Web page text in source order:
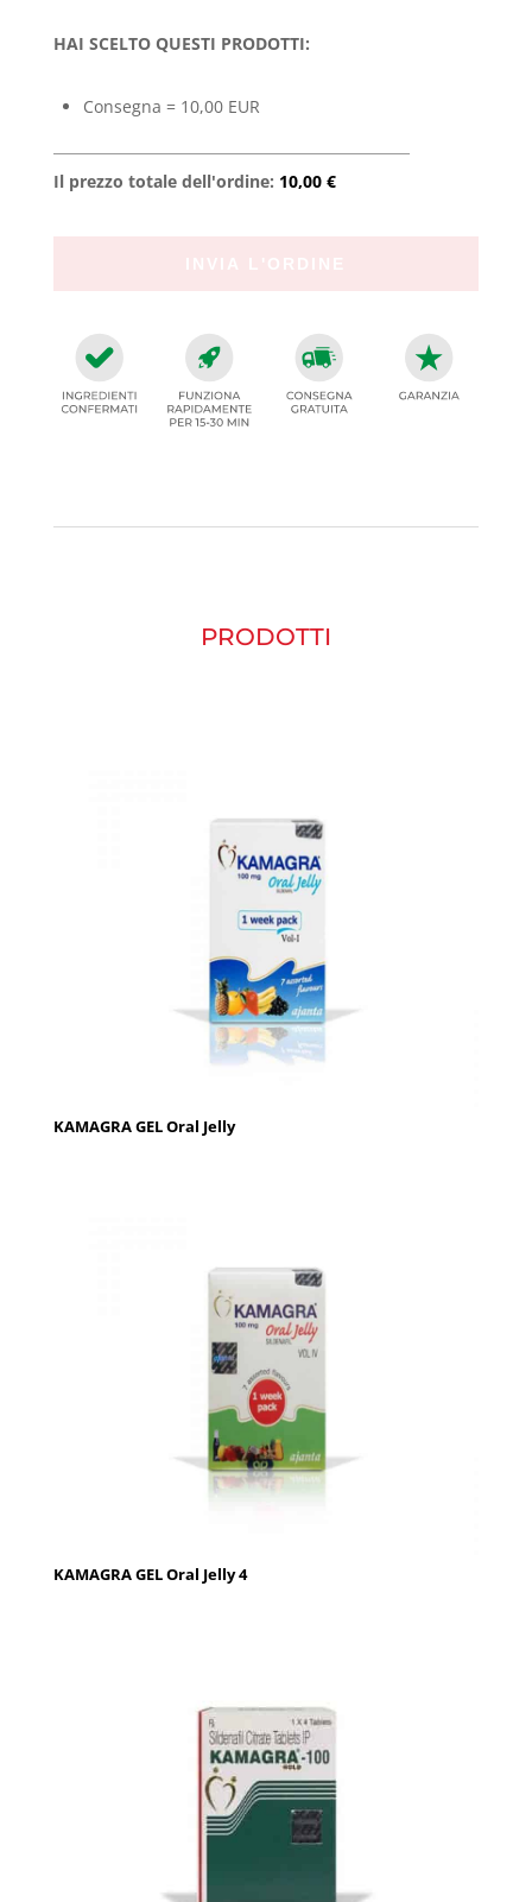
HAI SCELTO QUESTI PRODOTTI:
Consegna = 10,00 EUR
Il prezzo totale dell'ordine: 10,00 €
PRODOTTI
KAMAGRA GEL Oral Jelly
KAMAGRA GEL Oral Jelly 4